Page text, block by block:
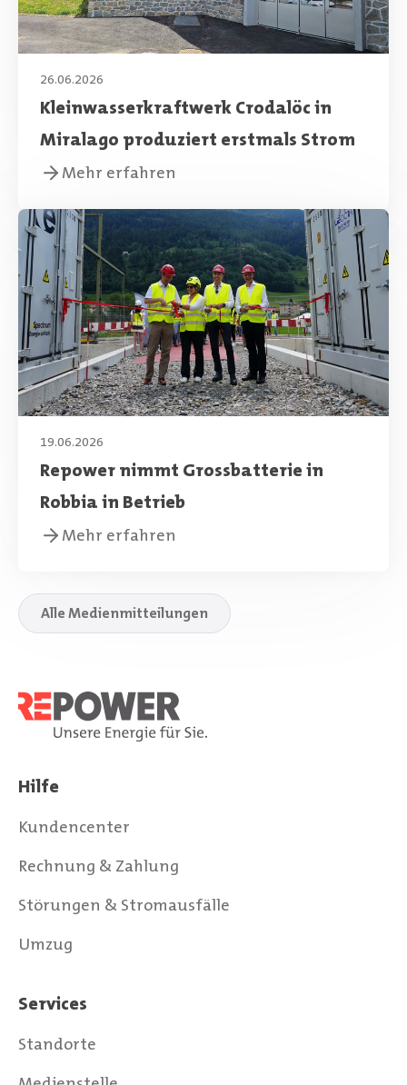
26.06.2026
Kleinwasserkraftwerk Crodalöc in
Miralago produziert erstmals Strom
Mehr erfahren
19.06.2026
Repower nimmt Grossbatterie in
Robbia in Betrieb
Mehr erfahren
Alle Medienmitteilungen
Hilfe
Kundencenter
Rechnung & Zahlung
Störungen & Stromausfälle
Umzug
Services
Standorte